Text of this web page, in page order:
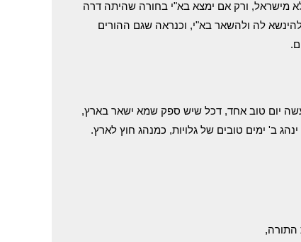
מישראל, ורק אם ימצא בא"י בחורה שהיתה דרה
לה ולהשאר בא"י, וכנראה שגם ההורים
יום טוב אחד, דכל שיש ספק שמא ישאר בארץ,
ב' ימים טובים של גלויות, כמנהג חוץ לארץ.
התורה,